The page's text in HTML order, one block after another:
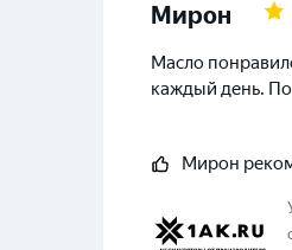
Мирон
Масло
каждый день. По
Мирон